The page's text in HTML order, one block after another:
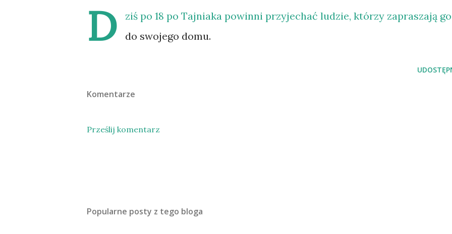
D
ziś po 18 po Tajniaka powinni przyjechać ludzie, którzy zapraszają go
do swojego domu.
Komentarze
Prześlij komentarz
Popularne posty z tego bloga